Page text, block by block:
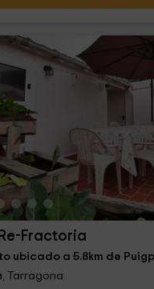
Fractoria
ubicado a 5.8km de
Tarragona